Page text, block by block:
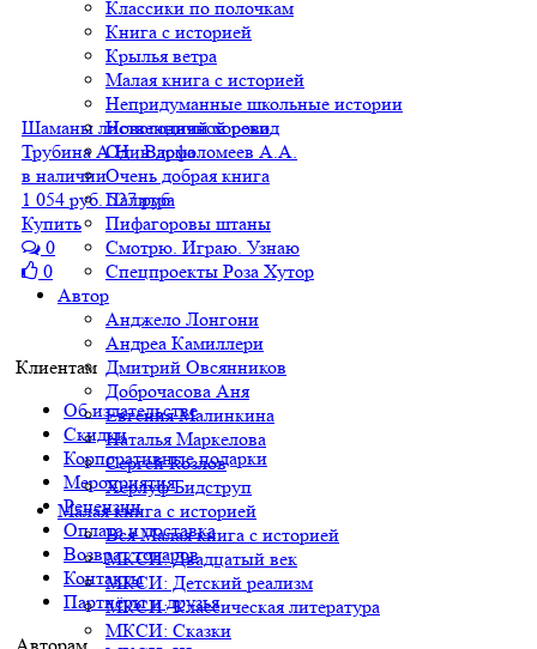
Классики по полочкам
Книга с историей
Крылья ветра
Малая книга с историей
Непридуманные школьные истории
Новогодний хоровод
Один дома
Очень добрая книга
Палитра
Пифагоровы штаны
Смотрю. Играю. Узнаю
Спецпроекты Роза Хутор
Автор
Анджело Лонгони
Андреа Камиллери
Дмитрий Овсянников
Доброчасова Аня
Евгения Малинкина
Наталья Маркелова
Сергей Козлов
Херлуф Бидструп
Малая книга с историей
Вся Малая книга с историей
МКСИ: Двадцатый век
МКСИ: Детский реализм
МКСИ: Классическая литература
МКСИ: Сказки
Шаманы лиственничной реки
Трубина А.Н., Варфоломеев А.А.
в наличии
1 054 руб. 527 руб.
Купить
0
0
Клиентам
Об издательстве
Скидки
Корпоративные подарки
Мероприятия
Рецензии
Оплата и доставка
Возврат товаров
Контакты
Партнёры и друзья